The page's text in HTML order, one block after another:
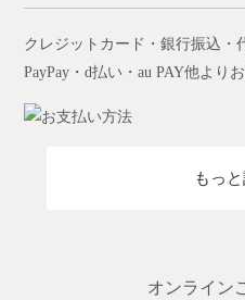
クレジットカード・銀行振込・
PayPay・d払い・au PAY他より
もっ
オンライン